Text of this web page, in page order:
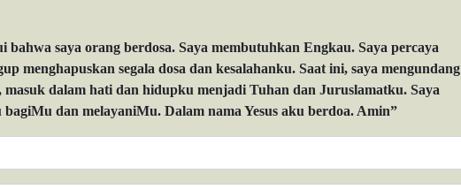
bahwa saya orang berdosa. Saya membutuhkan Engkau. Saya percaya
menghapuskan segala dosa dan kesalahanku. Saat ini, saya mengundang
masuk dalam hati dan hidupku menjadi Tuhan dan Juruslamatku. Saya
dan melayaniMu. Dalam nama Yesus aku berdoa. Amin”